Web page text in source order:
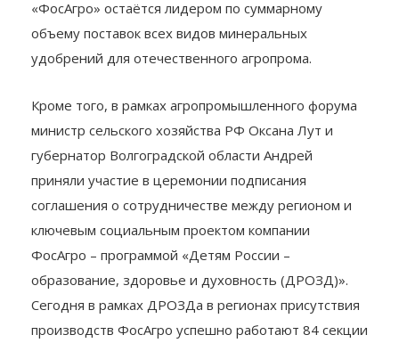
«ФосАгро» остаётся лидером по суммарному
объему поставок всех видов минеральных
удобрений для отечественного агропрома.
Кроме того, в рамках агропромышленного форума
министр сельского хозяйства РФ Оксана Лут и
губернатор Волгоградской области Андрей
приняли участие в церемонии подписания
соглашения о сотрудничестве между регионом и
ключевым социальным проектом компании
ФосАгро – программой «Детям России –
образование, здоровье и духовность (ДРОЗД)».
Сегодня в рамках ДРОЗДа в регионах присутствия
производств ФосАгро успешно работают 84 секции